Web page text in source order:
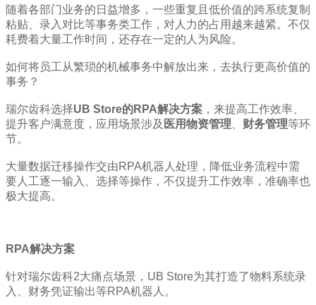
随着各部门业务的日益增多，一些重复且低价值的跨系统复制
粘贴、录入对比等事务类工作，对人力的占用越来越紧。不仅
耗费着大量工作时间，还存在一定的人为风险。
如何将员工从繁琐的机械事务中解放出来，去执行更高价值的
事务？
瑞尔齿科选择UB Store的RPA解决方案 ，来提高工作效率、
提升客户满意度，应用场景涉及 医用物资管理、 财务管理等环
节。
大量数据迁移操作交由RPA机器人处理，降低业务流程中需
要人工逐一输入、选择等操作，不仅提升工作效率，准确率也
极大提高。
RPA解决方案
针对瑞尔齿科2大痛点场景，UB Store为其打造了物料系统录
入、财务凭证输出等RPA机器人。